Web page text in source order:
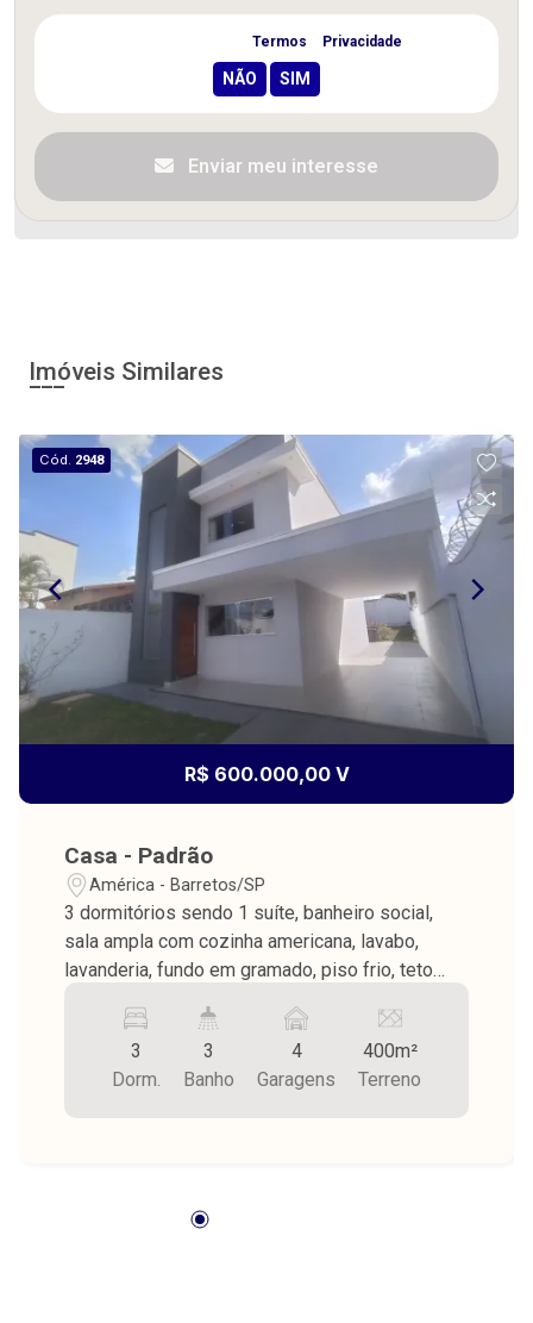
Termos Privacidade
Enviar meu interesse
Imóveis Similares
Cód. 2948
R$ 600.000,00 V
Casa - Padrão
América - Barretos/SP
3 dormitórios sendo 1 suíte, banheiro social,
sala ampla com cozinha americana, lavabo,
lavanderia, fundo em gramado, piso frio, teto
3
Dorm.
3
Banho
4
Garagens
400m²
Terreno